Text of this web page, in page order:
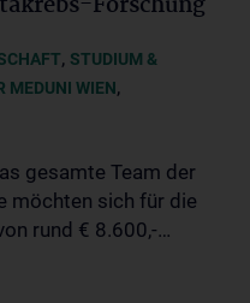
, STUDIUM &
MEDUNI WIEN,
gesamte Team der
möchten sich für die
rund € 8.600,-…